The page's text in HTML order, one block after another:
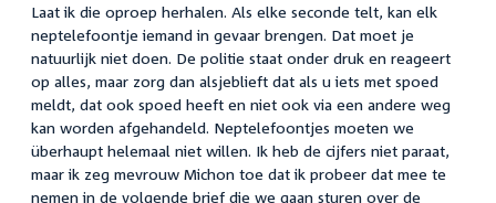
Laat ik die oproep herhalen. Als elke seconde telt, kan elk
neptelefoontje iemand in gevaar brengen. Dat moet je
natuurlijk niet doen. De politie staat onder druk en reageert
op alles, maar zorg dan alsjeblieft dat als u iets met spoed
meldt, dat ook spoed heeft en niet ook via een andere weg
kan worden afgehandeld. Neptelefoontjes moeten we
überhaupt helemaal niet willen. Ik heb de cijfers niet paraat,
maar ik zeg mevrouw Michon toe dat ik probeer dat mee te
nemen in de volgende brief die we gaan sturen over de